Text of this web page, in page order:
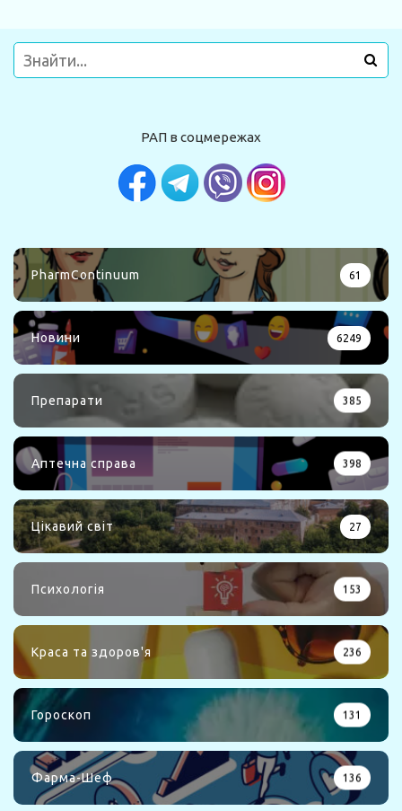
РАП в соцмережах
PharmContinuum 61
Новини 6249
Препарати 385
Аптечна справа 398
Цікавий світ 27
Психологія 153
Краса та здоров'я 236
Гороскоп 131
Фарма-Шеф 136